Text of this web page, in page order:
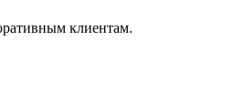
клиентам.